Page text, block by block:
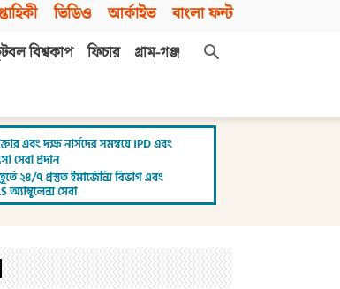
ভিডিও আর্কাইভ বাংলা ফন্ট
বিশ্বকাপ ফিচার
গ্রাম-গঞ্জ